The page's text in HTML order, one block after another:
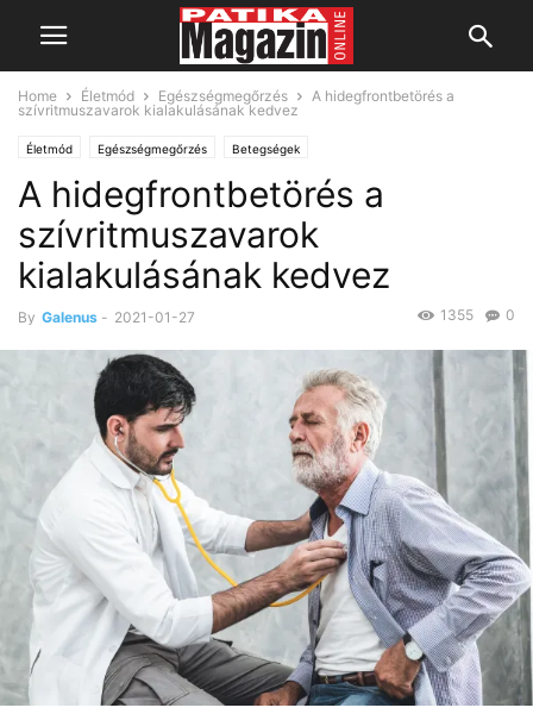
Home Életmód Egészségmegőrzés
A hidegfrontbetörés a
szívritmuszavarok kialakulásának kedvez
Életmód Egészségmegőrzés Betegségek
Szív- és érrendszeri megbetegedések
A hidegfrontbetörés a
szívritmuszavarok
kialakulásának kedvez
By Galenus - 2021-01-27 0
1355